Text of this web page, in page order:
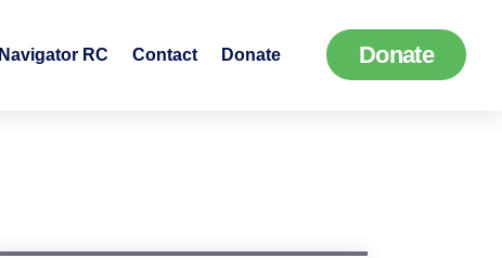
Navigator RC Contact Donate Donate